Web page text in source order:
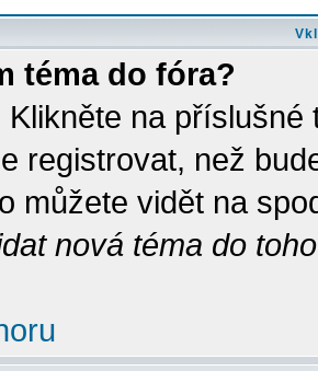
téma do fóra?
Klikněte na
registrovat, než
můžete vidět na
nová téma do